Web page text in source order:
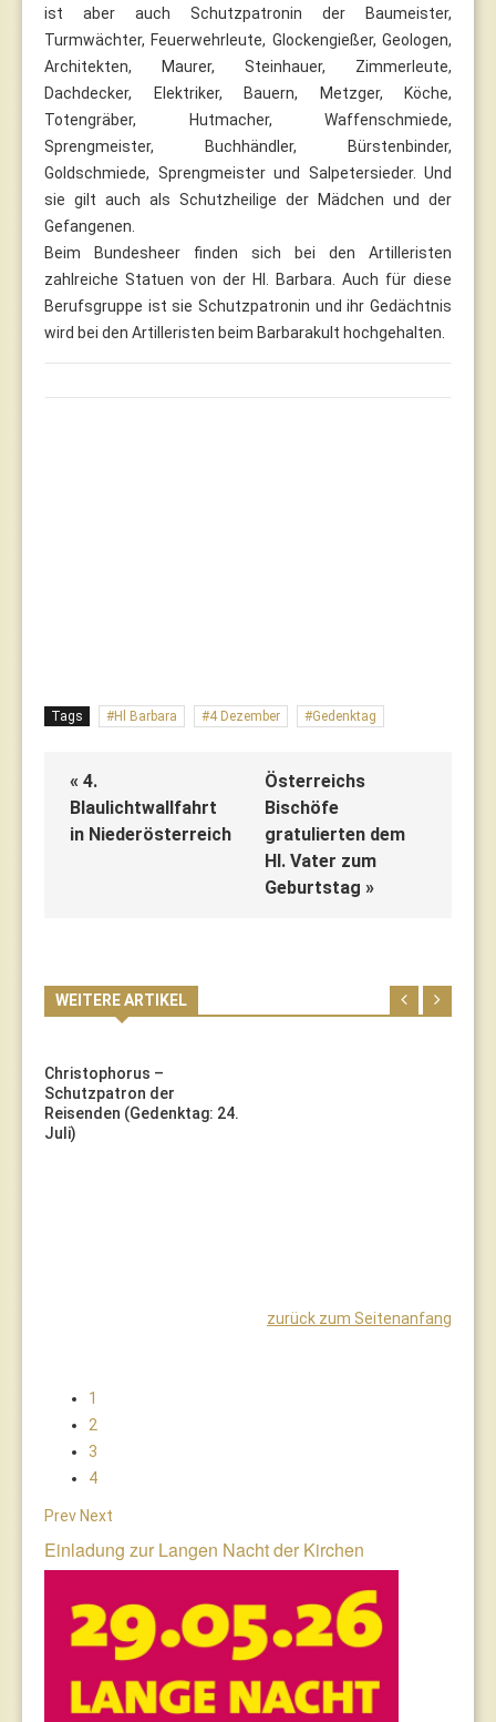
ist aber auch Schutzpatronin der Baumeister,
Turmwächter, Feuerwehrleute, Glockengießer, Geologen,
Architekten, Maurer, Steinhauer, Zimmerleute,
Dachdecker, Elektriker, Bauern, Metzger, Köche,
Totengräber, Hutmacher, Waffenschmiede,
Sprengmeister, Buchhändler, Bürstenbinder,
Goldschmiede, Sprengmeister und Salpetersieder. Und
sie gilt auch als Schutzheilige der Mädchen und der
Gefangenen.
Beim Bundesheer finden sich bei den Artilleristen
zahlreiche Statuen von der Hl. Barbara. Auch für diese
Berufsgruppe ist sie Schutzpatronin und ihr Gedächtnis
wird bei den Artilleristen beim Barbarakult hochgehalten.
Tags Hl Barbara 4 Dezember Gedenktag
« 4.
Blaulichtwallfahrt
in Niederösterreich
Österreichs
Bischöfe
gratulierten dem
Hl. Vater zum
Geburtstag »
WEITERE ARTIKEL
Christophorus –
Schutzpatron der
Reisenden (Gedenktag: 24.
Juli)
zurück zum Seitenanfang
1
2
3
4
Prev Next
Einladung zur Langen Nacht der Kirchen